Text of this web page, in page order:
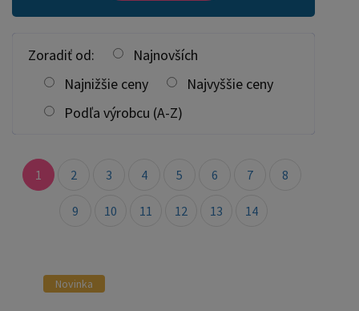
Zoradiť od:
Najnovších
Najnižšie ceny
Najvyššie ceny
Podľa výrobcu (A-Z)
1 2 3 4 5 6 7 8
9 10 11 12 13 14
Novinka